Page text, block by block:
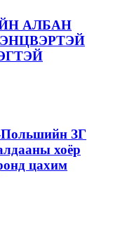
АЛБАН
ЗГ
хоёр
цахим